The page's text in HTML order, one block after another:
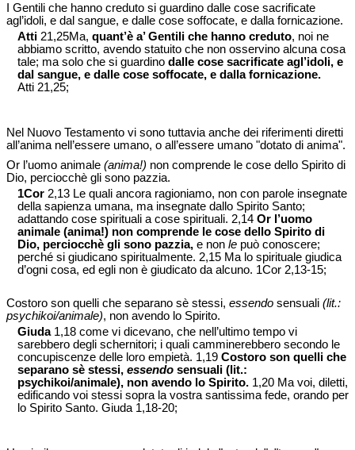
I Gentili che hanno creduto si guardino dalle cose sacrificate
agl’idoli, e dal sangue, e dalle cose soffocate, e dalla fornicazione.
Atti 21,25Ma, quant’è a’ Gentili che hanno creduto, noi ne
abbiamo scritto, avendo statuito che non osservino alcuna cosa
tale; ma solo che si guardino dalle cose sacrificate agl’idoli, e
dal sangue, e dalle cose soffocate, e dalla fornicazione.
Atti 21,25;
Nel Nuovo Testamento vi sono tuttavia anche dei riferimenti diretti
all’anima nell’essere umano, o all’essere umano "dotato di anima".
Or l’uomo animale (anima!) non comprende le cose dello Spirito di
Dio, perciocchè gli sono pazzia.
1Cor 2,13 Le quali ancora ragioniamo, non con parole insegnate
della sapienza umana, ma insegnate dallo Spirito Santo;
adattando cose spirituali a cose spirituali. 2,14 Or l’uomo
animale (anima!) non comprende le cose dello Spirito di
Dio, perciocchè gli sono pazzia, e non le può conoscere;
perché si giudicano spiritualmente. 2,15 Ma lo spirituale giudica
d’ogni cosa, ed egli non è giudicato da alcuno. 1Cor 2,13-15;
Costoro son quelli che separano sè stessi, essendo sensuali (lit.:
psychikoi/animale), non avendo lo Spirito.
Giuda1,18 come vi dicevano, che nell’ultimo tempo vi
sarebbero degli schernitori; i quali camminerebbero secondo le
concupiscenze delle loro empietà. 1,19 Costoro son quelli che
separano sè stessi, essendo sensuali (lit.:
psychikoi/animale), non avendo lo Spirito. 1,20 Ma voi, diletti,
edificando voi stessi sopra la vostra santissima fede, orando per
lo Spirito Santo. Giuda 1,18-20;